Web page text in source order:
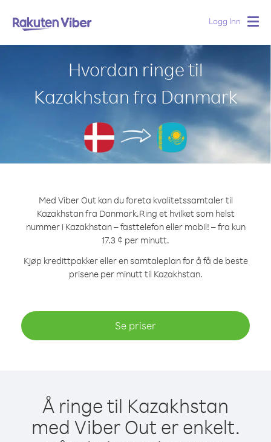
Logg Inn
Hvordan ringe til
Kazakhstan fra Danmark
Med Viber Out kan du foreta kvalitetssamtaler til
Kazakhstan fra Danmark.Ring et hvilket som helst
nummer i Kazakhstan – fasttelefon eller mobil! – fra kun
17.3 ¢ per minutt.
Kjøp kredittpakker eller en samtaleplan for å få de beste
prisene per minutt til Kazakhstan.
Se priser
Å ringe til Kazakhstan
med Viber Out er enkelt.